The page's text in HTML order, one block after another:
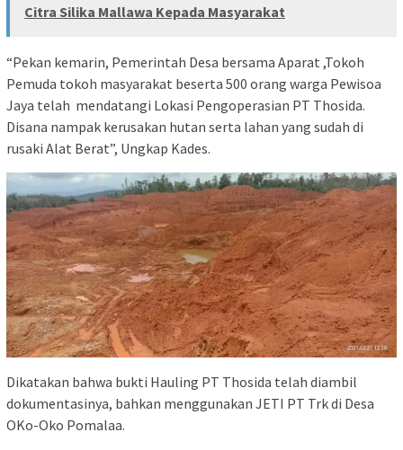
Citra Silika Mallawa Kepada Masyarakat
“Pekan kemarin, Pemerintah Desa bersama Aparat ,Tokoh
Pemuda tokoh masyarakat beserta 500 orang warga Pewisoa
Jaya telah mendatangi Lokasi Pengoperasian PT Thosida.
Disana nampak kerusakan hutan serta lahan yang sudah di
rusaki Alat Berat”, Ungkap Kades.
Dikatakan bahwa bukti Hauling PT Thosida telah diambil
dokumentasinya, bahkan menggunakan JETI PT Trk di Desa
OKo-Oko Pomalaa.